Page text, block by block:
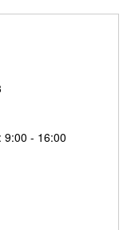
9:00 - 16:00